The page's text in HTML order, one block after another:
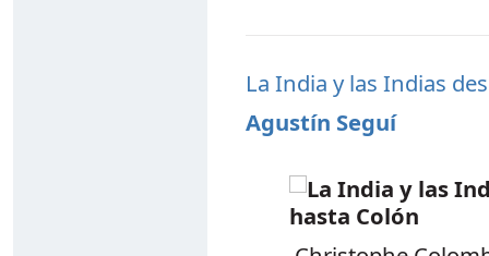
La India y las Indias
Agustín Seguí